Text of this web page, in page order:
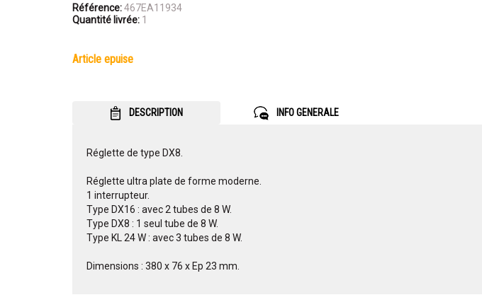
Référence:467EA11934
Quantité livrée: 1
article epuise
DESCRIPTION INFO GENERALE
Réglette de type DX8.
Réglette ultra plate de forme moderne.
1 interrupteur.
Type DX16 : avec 2 tubes de 8 W.
Type DX8 : 1 seul tube de 8 W.
Type KL 24 W : avec 3 tubes de 8 W.
Dimensions : 380 x 76 x Ep 23 mm.